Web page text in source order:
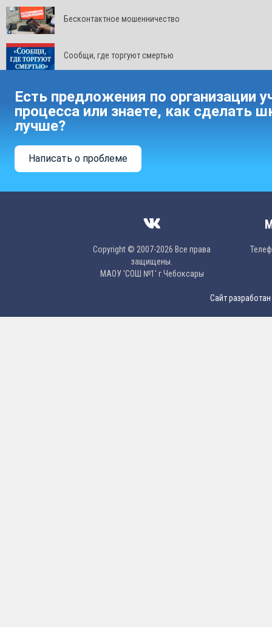
Бесконтактное мошенничество
Сообщи, где торгуют смертью
Есть предложения по организации
процесса или знаете, как сделать
лучше?
Написать о проблеме
Copyright © 2007-2026 Все права
защищены.
МAОУ 'CОШ №1' г.Чебоксары
Сайт